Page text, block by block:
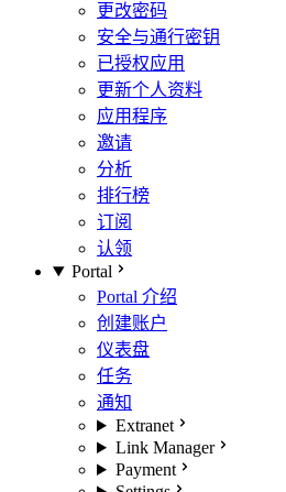
更改密码
安全与通行密钥
已授权应用
更新个人资料
应用程序
邀请
分析
排行榜
订阅
认领
Portal
Portal 介绍
创建账户
仪表盘
任务
通知
Extranet
Link Manager
Payment